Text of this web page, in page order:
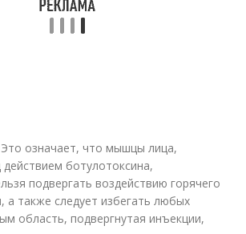
означает, что мышцы лица,
ботулотоксина,
подвергать воздействию горячего
а также следует избегать любых
область, подвергнутая инъекции,